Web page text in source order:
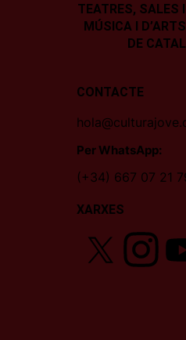
TEATRES, SALES I
MÚSICA I
DE
CONTACTE
Per WhatsApp:
(+34) 667 07 21
XARXES